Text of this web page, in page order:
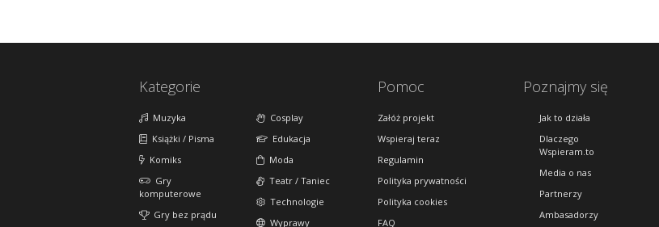
Kategorie
Muzyka
Książki / Pisma
Komiks
Gry
komputerowe
Gry bez prądu
Cosplay
Edukacja
Moda
Teatr / Taniec
Technologie
Wyprawy
Pomoc
Załóż projekt
Wspieraj teraz
Regulamin
Polityka prywatności
Polityka cookies
FAQ
Poznajmy się
Jak to działa
Dlaczego
Wspieram.to
Media o nas
Partnerzy
Ambasadorzy